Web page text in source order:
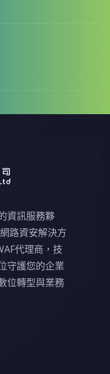
資訊服務夥
路資安解決方
代理商，技
守護您的企業
位轉型與業務